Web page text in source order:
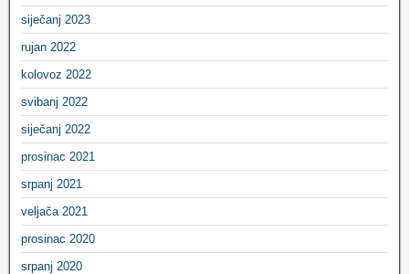
siječanj 2023
rujan 2022
kolovoz 2022
svibanj 2022
siječanj 2022
prosinac 2021
srpanj 2021
veljača 2021
prosinac 2020
srpanj 2020